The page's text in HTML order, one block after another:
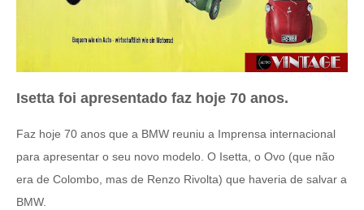
Isetta foi apresentado faz hoje 70 anos.
Faz hoje 70 anos que a BMW reuniu a Imprensa internacional
para apresentar o seu novo modelo. O Isetta, o Ovo (que não
era de Colombo, mas de Renzo Rivolta) que haveria de salvar a
BMW.